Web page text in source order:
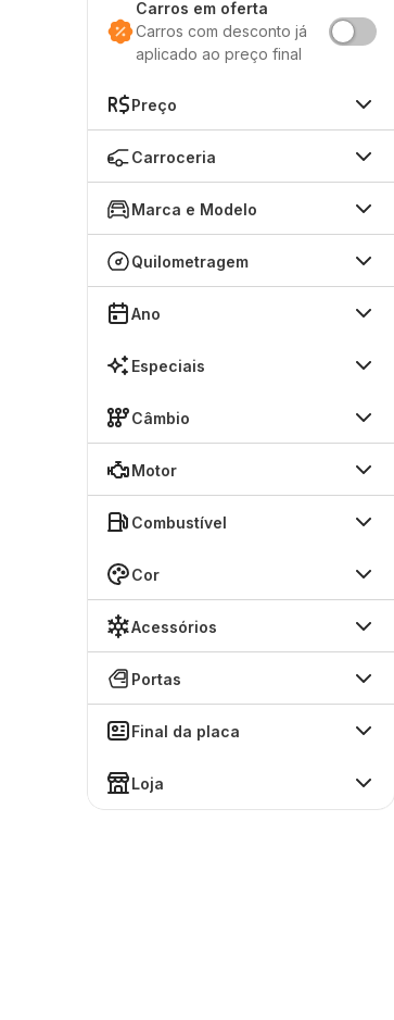
Carros em oferta
Carros com desconto já
aplicado ao preço final
Preço
Carroceria
Marca e Modelo
Quilometragem
Ano
Especiais
Câmbio
Motor
Combustível
Cor
Acessórios
Portas
Final da placa
Loja